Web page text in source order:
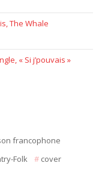
The Whale
« Si j’pouvais »
francophone
Folk
cover